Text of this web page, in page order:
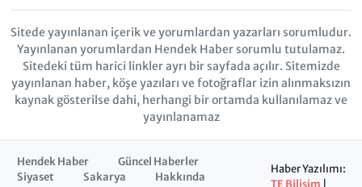
Sitede yayınlanan içerik ve yorumlardan yazarları sorumludur.
Yayınlanan yorumlardan Hendek Haber sorumlu tutulamaz.
Sitedeki tüm harici linkler ayrı bir sayfada açılır. Sitemizde
yayınlanan haber, köşe yazıları ve fotoğraflar izin alınmaksızın
kaynak gösterilse dahi, herhangi bir ortamda kullanılamaz ve
yayınlanamaz
Hendek Haber
Güncel Haberler
Siyaset
Sakarya
Hakkında
Haber Yazılımı:
TE Bilişim